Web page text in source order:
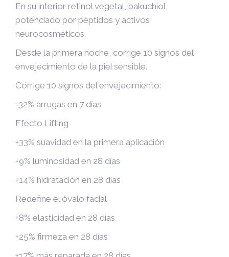
En su interior retinol vegetal, bakuchiol,
potenciado por péptidos y activos
neurocosméticos.
Desde la primera noche, corrige 10 signos del
envejecimiento de la piel sensible.
Corrige 10 signos del envejecimiento:
-32% arrugas en 7 días
Efecto Lifting
+33% suavidad en la primera aplicación
+9% luminosidad en 28 días
+14% hidratación en 28 días
Redefine el óvalo facial
+8% elasticidad en 28 días
+25% firmeza en 28 días